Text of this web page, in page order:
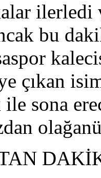
ilerledi
bu
çıkan
sona